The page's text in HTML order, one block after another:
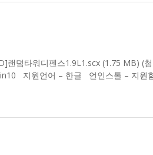
랜덤타워디펜스1.9L1.scx (1.75 MB) (
지원언어 – 한글 언인스톨 – 지원